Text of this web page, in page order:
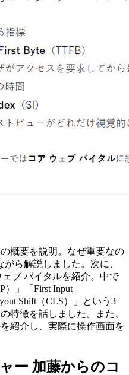
概要を説明。なぜ重要なの
ら解説しました。次に、
ブ バイタルを紹介。中で
）」「First Input
Shift（CLS）」という3
特徴を話しました。また、
紹介し、実際に操作画面を
ー 加藤からのコ